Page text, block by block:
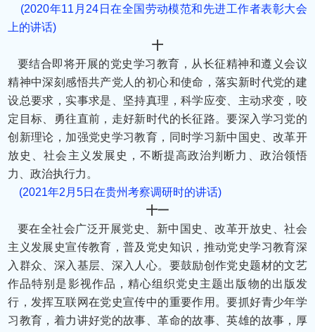
(2020年11月24日在全国劳动模范和先进工作者表彰大会
上的讲话)
十
要结合即将开展的党史学习教育，从长征精神和遵义会议
精神中深刻感悟共产党人的初心和使命，落实新时代党的建
设总要求，实事求是、坚持真理，科学应变、主动求变，咬
定目标、勇往直前，走好新时代的长征路。要深入学习党的
创新理论，加强党史学习教育，同时学习新中国史、改革开
放史、社会主义发展史，不断提高政治判断力、政治领悟
力、政治执行力。
(2021年2月5日在贵州考察调研时的讲话)
十一
要在全社会广泛开展党史、新中国史、改革开放史、社会
主义发展史宣传教育，普及党史知识，推动党史学习教育深
入群众、深入基层、深入人心。要鼓励创作党史题材的文艺
作品特别是影视作品，精心组织党史主题出版物的出版发
行，发挥互联网在党史宣传中的重要作用。要抓好青少年学
习教育，着力讲好党的故事、革命的故事、英雄的故事，厚